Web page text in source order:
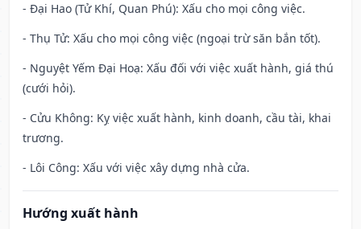
- Đại Hao (Tử Khí, Quan Phú): Xấu cho mọi công việc.
- Thụ Tử: Xấu cho mọi công việc (ngoại trừ săn bắn tốt).
- Nguyệt Yếm Đại Hoạ: Xấu đối với việc xuất hành, giá thú
(cưới hỏi).
- Cửu Không: Kỵ việc xuất hành, kinh doanh, cầu tài, khai
trương.
- Lôi Công: Xấu với việc xây dựng nhà cửa.
Hướng xuất hành